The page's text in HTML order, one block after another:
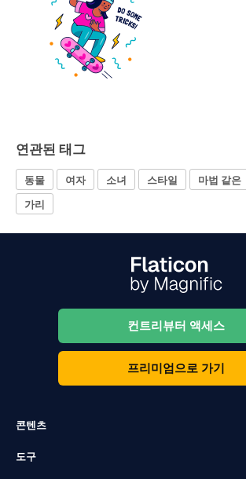
연관된 태그
동물 여자 소녀 스타일 마법 같은
가리
컨트리뷰터 액세스
프리미엄으로 가기
콘텐츠
도구